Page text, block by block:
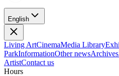
English
Living ArtCinemaMedia Library
ParkInformationOther newsArchives
ArtistContact us
Hours